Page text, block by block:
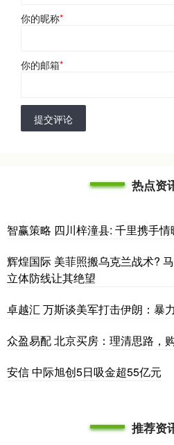
你的昵称*
你的邮箱*
提交评论
热点资
智赢策略 四川梓潼县: 千里携手
辉煌国际 美菲照搬乌克兰战术?
立体防线让其绝望
卓越汇 万斯谈美军打击伊朗：暴
众盈易配 北京买房：理清思路，
安信 中际旭创5日吸金超55亿元
推荐资